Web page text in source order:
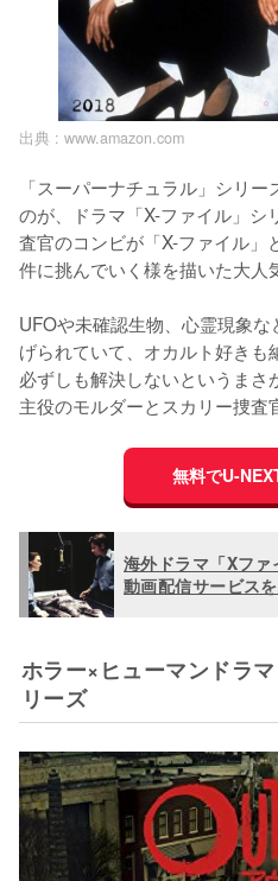
出典 : www.amazon.com
「スーパーナチュラル」シリ
のが、ドラマ「X-ファイル」シ
査官のコンビが「X-ファイル」
件に挑んでいく様を描いた大人
UFOや未確認生物、心霊現象
げられていて、オカルト好き
必ずしも解決しないというまさ
主役のモルダーとスカリー捜査
無料でU-
海外ドラマ「Xフ
動画配信サービス
ホラー×ヒューマンドラ
リーズ